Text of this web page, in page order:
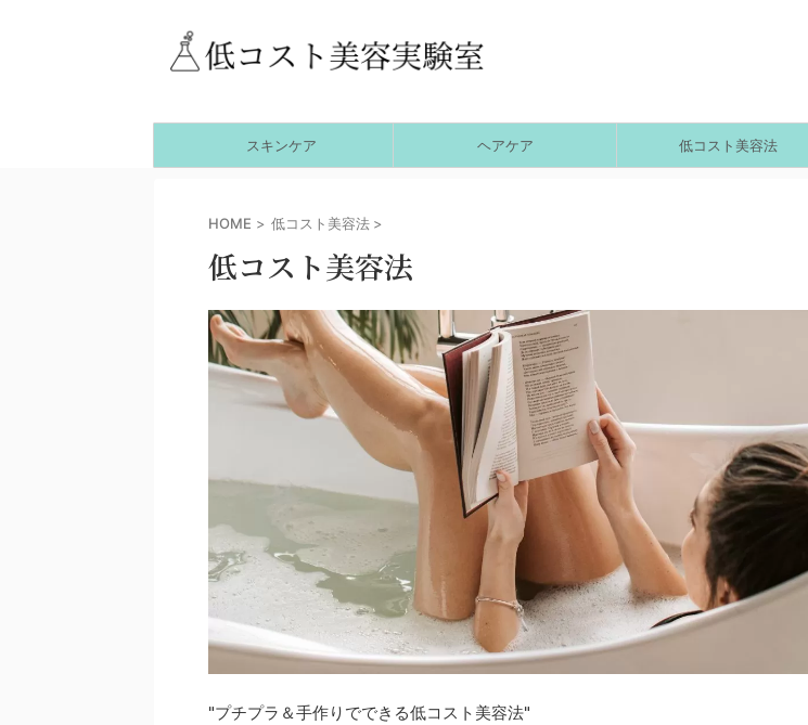
スキンケア ヘアケア 低コスト美容法
HOME > 低コスト美容法 >
低コスト美容法
"プチプラ＆手作りでできる低コスト美容法"